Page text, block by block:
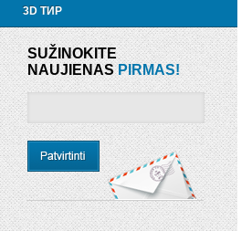
3D ТИР
SUŽINOKITE
NAUJIENASPIRMAS!